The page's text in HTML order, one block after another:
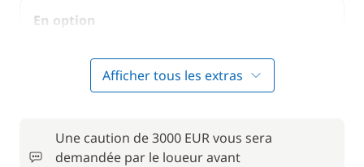
En option
Animaux de compagnie
Frais de Convoyage
Afficher tous les extras
Une caution de 3000 EUR vous sera
demandée par le loueur avant